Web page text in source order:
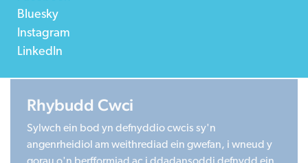
Bluesky
Instagram
LinkedIn
©2026 Children in Wales
Registered Charity 1020313. Company limited by
guarantee 2805996.
Rhybudd Cwci
Sylwch ein bod yn defnyddio cwcis sy'n
angenrheidiol am weithrediad ein gwefan, i wneud y